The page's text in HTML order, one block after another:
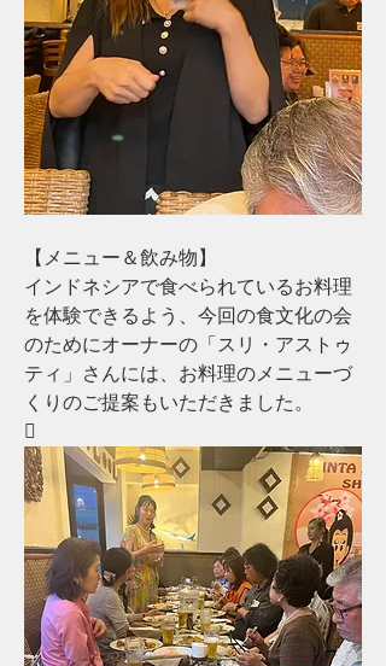
【メニュー＆飲み物】
インドネシアで食べられているお料理
を体験できるよう、今回の食文化の会
のためにオーナーの「スリ・アストゥ
ティ」さんには、お料理のメニューづ
くりのご提案もいただきました。
